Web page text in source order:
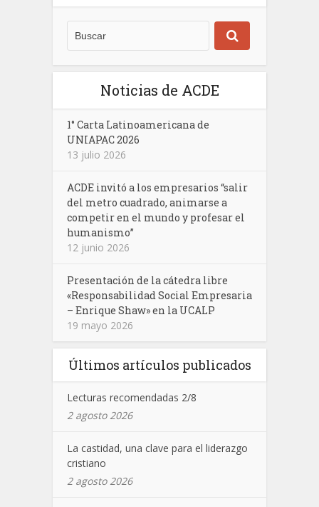
Noticias de ACDE
1° Carta Latinoamericana de
UNIAPAC 2026
13 julio 2026
ACDE invitó a los empresarios “salir
del metro cuadrado, animarse a
competir en el mundo y profesar el
humanismo”
12 junio 2026
Presentación de la cátedra libre
«Responsabilidad Social Empresaria
– Enrique Shaw» en la UCALP
19 mayo 2026
Últimos artículos publicados
Lecturas recomendadas 2/8
2 agosto 2026
La castidad, una clave para el liderazgo
cristiano
2 agosto 2026